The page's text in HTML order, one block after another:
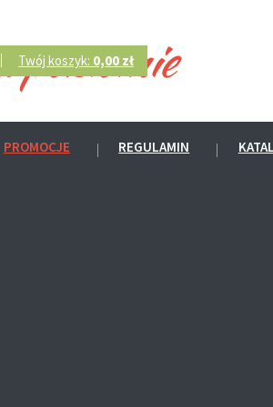
Twój koszyk: 0,00 zł
PROMOCJE REGULAMIN